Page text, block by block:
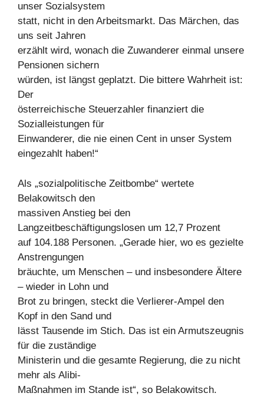
unser Sozialsystem
statt, nicht in den Arbeitsmarkt. Das Märchen, das
uns seit Jahren
erzählt wird, wonach die Zuwanderer einmal unsere
Pensionen sichern
würden, ist längst geplatzt. Die bittere Wahrheit ist:
Der
österreichische Steuerzahler finanziert die
Sozialleistungen für
Einwanderer, die nie einen Cent in unser System
eingezahlt haben!“
Als „sozialpolitische Zeitbombe“ wertete
Belakowitsch den
massiven Anstieg bei den
Langzeitbeschäftigungslosen um 12,7 Prozent
auf 104.188 Personen. „Gerade hier, wo es gezielte
Anstrengungen
bräuchte, um Menschen – und insbesondere Ältere
– wieder in Lohn und
Brot zu bringen, steckt die Verlierer-Ampel den
Kopf in den Sand und
lässt Tausende im Stich. Das ist ein Armutszeugnis
für die zuständige
Ministerin und die gesamte Regierung, die zu nicht
mehr als Alibi-
Maßnahmen im Stande ist“, so Belakowitsch.